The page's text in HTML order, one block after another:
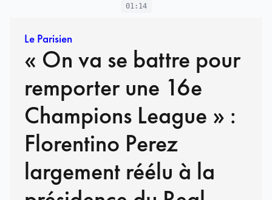
01:14
Le Parisien
« On va se battre pour
remporter une 16e
Champions League » :
Florentino Perez
largement réélu à la